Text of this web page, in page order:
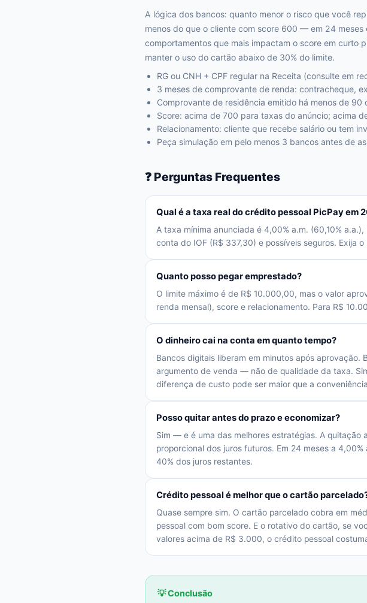
A lógica dos bancos: quanto menor o risco que você
menos do que o cliente com score 600 — em 24
comportamentos que mais impactam o score em curto
manter o uso do cartão abaixo de 30% do limite.
RG ou CNH + CPF regular na Receita (consulte em
3 meses de comprovante de renda: contracheque,
Comprovante de residência emitido há menos de
Score: acima de 700 para taxas do anúncio; acima
Relacionamento: cliente que recebe salário ou tem
Peça simulação em pelo menos 3 bancos antes de
❓ Perguntas Frequentes
Qual é a taxa real do crédito pessoal PicPay em
A taxa mínima anunciada é 4,00% a.m. (60,10%
conta do IOF (R$ 337,30) e possíveis seguros. Exija
Quanto posso pegar emprestado?
O limite máximo é de R$ 10.000,00, mas o valor
renda mensal), score e relacionamento. Para R$
O dinheiro cai na conta em quanto tempo?
Bancos digitais liberam em minutos após
argumento de venda — não de qualidade da taxa.
diferença de custo pode ser maior que a
Posso quitar antes do prazo e economizar?
Sim — e é uma das melhores estratégias. A
proporcional dos juros futuros. Em 24 meses a
40% dos juros restantes.
Crédito pessoal é melhor que o cartão
Quase sempre sim. O cartão parcelado cobra em
pessoal com bom score. E o rotativo do cartão, se
valores acima de R$ 3.000, o crédito pessoal
💡 Conclusão